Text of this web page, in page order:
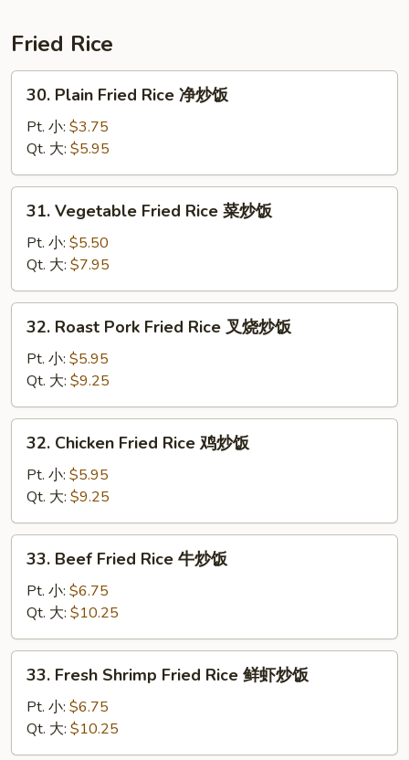
汤
Fried Rice
Plain
Fried
Rice
净
炒
30. Plain Fried Rice 净炒饭
Pt. 小: $3.75
Qt. 大: $5.95
Vegetable
Fried
Rice
菜
炒
31. Vegetable Fried Rice 菜炒饭
Pt. 小: $5.50
Qt. 大: $7.95
Roast
Pork
Fried
Rice
叉
32. Roast Pork Fried Rice 叉烧炒饭
Pt. 小: $5.95
Qt. 大: $9.25
Chicken
Fried
Rice
鸡
炒
32. Chicken Fried Rice 鸡炒饭
Pt. 小: $5.95
Qt. 大: $9.25
Beef
Fried
Rice
牛
炒
33. Beef Fried Rice 牛炒饭
Pt. 小: $6.75
Qt. 大: $10.25
Fresh
Shrimp
Fried
Rice
33. Fresh Shrimp Fried Rice 鲜虾炒饭
Pt. 小: $6.75
Qt. 大: $10.25